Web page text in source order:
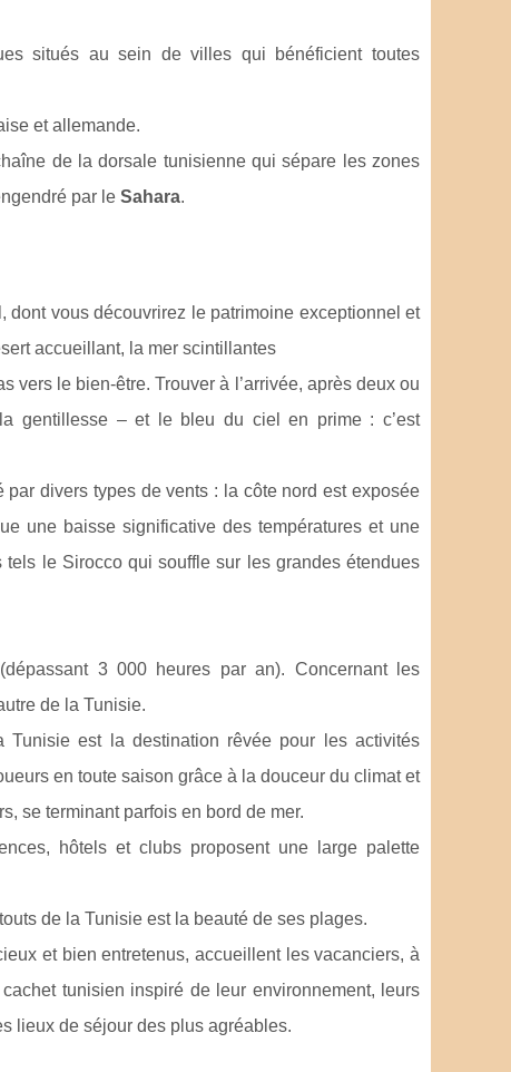
situés au sein de villes qui bénéficient toutes
et allemande.
de la dorsale tunisienne qui sépare les zones
par le Sahara.
vous découvrirez le patrimoine exceptionnel et
accueillant, la mer scintillantes
vers le bien-être. Trouver à l’arrivée, après deux ou
gentillesse – et le bleu du ciel en prime : c’est
divers types de vents : la côte nord est exposée
une baisse significative des températures et une
le Sirocco qui souffle sur les grandes étendues
3 000 heures par an). Concernant les
de la Tunisie.
est la destination rêvée pour les activités
en toute saison grâce à la douceur du climat et
se terminant parfois en bord de mer.
hôtels et clubs proposent une large palette
de la Tunisie est la beauté de ses plages.
et bien entretenus, accueillent les vacanciers, à
tunisien inspiré de leur environnement, leurs
lieux de séjour des plus agréables.